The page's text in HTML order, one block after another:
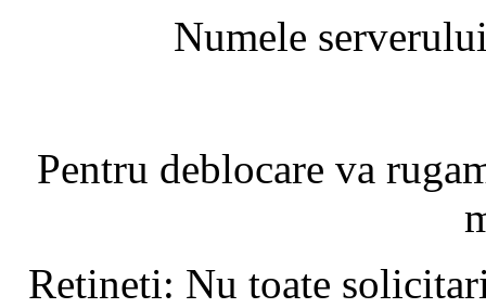
Numele
Pentru deblocare va
Retineti: Nu toate